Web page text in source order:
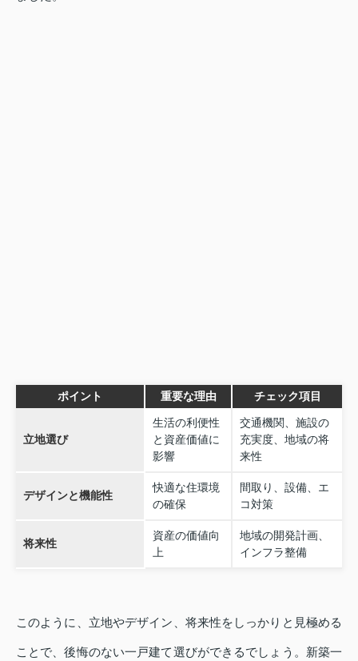
ポイント 重要な理由 チェック項目
立地選び
生活の利便性
と資産価値に
影響
交通機関、施設の
充実度、地域の将
来性
デザインと機能性
快適な住環境
の確保
間取り、設備、エ
コ対策
将来性
資産の価値向
上
地域の開発計画、
インフラ整備
このように、立地やデザイン、将来性をしっかりと見極める
ことで、後悔のない一戸建て選びができるでしょう。新築一